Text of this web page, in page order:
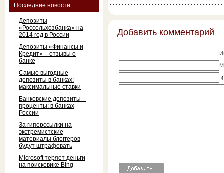
Последние новости
Депозиты
«Россельхозбанка» на
2014 год в России
Депозиты «Финансы и
Кредит» – отзывы о
банке
Самые выгодные
депозиты в банках:
максимальные ставки
Банковские депозиты –
проценты: в банках
России
За гиперссылки на
экстремистские
материалы блоггеров
будут штрафовать
Microsoft теряет деньги
на поисковике Bing
Добавить комментарий